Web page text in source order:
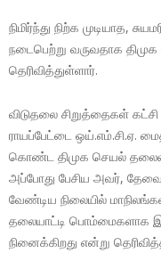
நிமிர்ந்து நிற்க முடியாத,
நடைபெற்று வருவதாக
தெரிவித்துள்ளார்.
விடுதலை சிறுத்தைகள் கட்சி
ராயப்பேட்டை ஒய்.எம்.சி.ஏ.
கொண்ட திமுக செயல் தலைவர்
அப்போது பேசிய அவர்,
வேண்டிய நிலையில்
தலையாட்டி பொம்மைகளாக
நினைக்கிறது என்று